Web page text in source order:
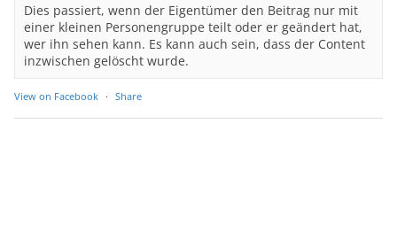
Dies passiert, wenn der Eigentümer den Beitrag nur mit
einer kleinen Personengruppe teilt oder er geändert hat,
wer ihn sehen kann. Es kann auch sein, dass der Content
inzwischen gelöscht wurde.
View on Facebook · Share